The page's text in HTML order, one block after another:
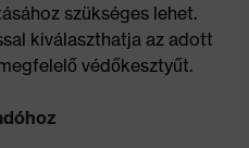
szükséges lehet.
kiválaszthatja az adott
védőkesztyűt.